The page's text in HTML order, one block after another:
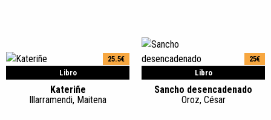
Libro
25.5€
Kateriñe
Illarramendi, Maitena
Libro
25€
Sancho desencadenado
Oroz, César